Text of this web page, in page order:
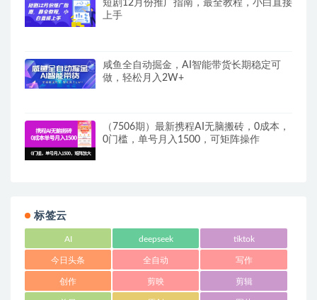
短剧12月份推广指南，最全教程，小白直接
上手
咸鱼全自动掘金，AI智能带货长期稳定可
做，轻松月入2W+
（7506期）最新携程AI无脑搬砖，0成本，
0门槛，单号月入1500，可矩阵操作
标签云
AI deepseek tiktok
今日头条 全自动 写作
创作 剪映 剪辑